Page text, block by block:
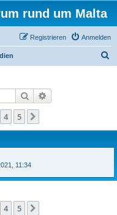
rund um Malta
Anmelden
Registrieren
Suche
4 5
11:34
4 5